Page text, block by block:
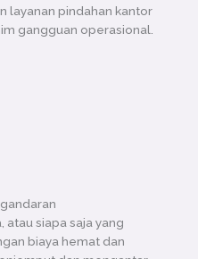
layanan pindahan kantor
gangguan operasional.
atau siapa saja yang
biaya hemat dan